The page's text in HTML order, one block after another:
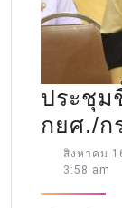
ประชุม
กยศ./ก
สิงหาคม
3:58 am